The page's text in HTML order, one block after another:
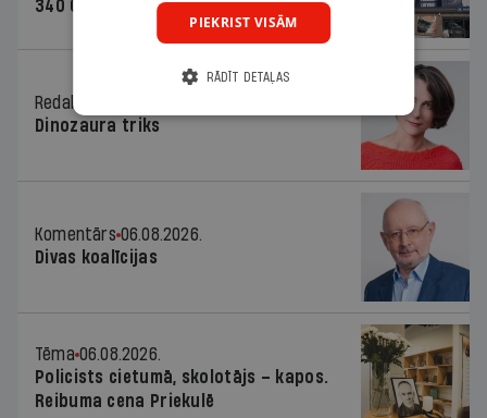
340 000 vērtu reklāmas kampaņu
Redaktores sleja
Dinozaura triks
Komentārs 06.08.2026.
Divas koalīcijas
Tēma 06.08.2026.
Policists cietumā, skolotājs – kapos.
Reibuma cena Priekulē
PIEKRIST VISĀM
RĀDĪT DETAĻAS